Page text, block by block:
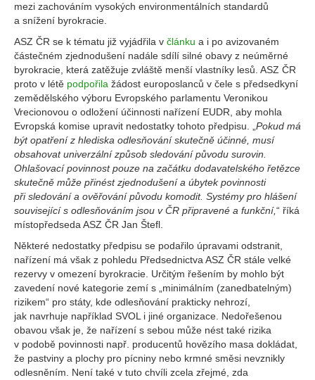
mezi zachováním vysokých environmentálních standardů
a snížení byrokracie.
ASZ ČR se k tématu již vyjádřila v článku a i po avizovaném
částečném zjednodušení nadále sdílí silné obavy z neúměrné
byrokracie, která zatěžuje zvláště menší vlastníky lesů. ASZ ČR
proto v létě podpořila žádost europoslanců v čele s předsedkyní
zemědělského výboru Evropského parlamentu Veronikou
Vrecionovou o odložení účinnosti nařízení EUDR, aby mohla
Evropská komise upravit nedostatky tohoto předpisu. „ Pokud má
být opatření z hlediska odlesňování skutečně účinné, musí
obsahovat univerzální způsob sledování původu surovin.
Ohlašovací povinnost pouze na začátku dodavatelského řetězce
skutečně může přinést zjednodušení a úbytek povinnosti
při sledování a ověřování původu komodit. Systémy pro hlášení
související s odlesňováním jsou v ČR připravené a funkční,“ říká
místopředseda ASZ ČR Jan Štefl.
Některé nedostatky předpisu se podařilo úpravami odstranit,
nařízení má však z pohledu Předsednictva ASZ ČR stále velké
rezervy v omezení byrokracie. Určitým řešením by mohlo být
zavedení nové kategorie zemí s „minimálním (zanedbatelným)
rizikem“ pro státy, kde odlesňování prakticky nehrozí,
jak navrhuje například SVOL i jiné organizace. Nedořešenou
obavou však je, že nařízení s sebou může nést také rizika
v podobě povinnosti např. producentů hovězího masa dokládat,
že pastviny a plochy pro pícniny nebo krmné směsi nevznikly
odlesněním. Není také v tuto chvíli zcela zřejmé, zda